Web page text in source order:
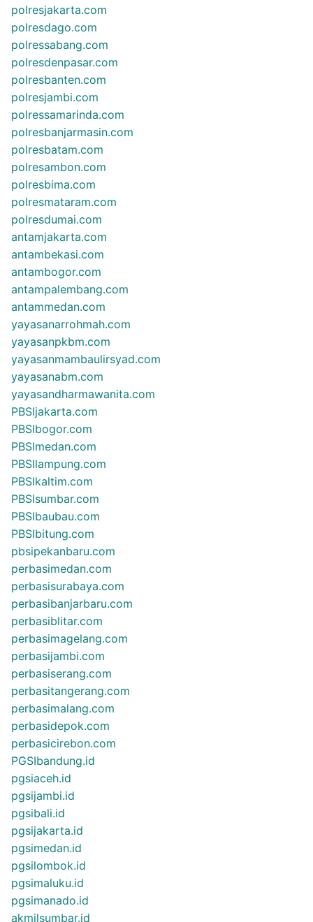
polresjakarta.com
polresdago.com
polressabang.com
polresdenpasar.com
polresbanten.com
polresjambi.com
polressamarinda.com
polresbanjarmasin.com
polresbatam.com
polresambon.com
polresbima.com
polresmataram.com
polresdumai.com
antamjakarta.com
antambekasi.com
antambogor.com
antampalembang.com
antammedan.com
yayasanarrohmah.com
yayasanpkbm.com
yayasanmambaulirsyad.com
yayasanabm.com
yayasandharmawanita.com
PBSIjakarta.com
PBSIbogor.com
PBSImedan.com
PBSIlampung.com
PBSIkaltim.com
PBSIsumbar.com
PBSIbaubau.com
PBSIbitung.com
pbsipekanbaru.com
perbasimedan.com
perbasisurabaya.com
perbasibanjarbaru.com
perbasiblitar.com
perbasimagelang.com
perbasijambi.com
perbasiserang.com
perbasitangerang.com
perbasimalang.com
perbasidepok.com
perbasicirebon.com
PGSIbandung.id
pgsiaceh.id
pgsijambi.id
pgsibali.id
pgsijakarta.id
pgsimedan.id
pgsilombok.id
pgsimaluku.id
pgsimanado.id
akmilsumbar.id